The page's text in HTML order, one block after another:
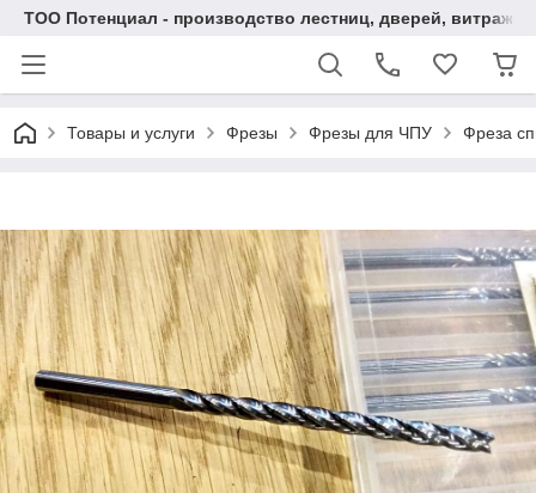
ТОО Потенциал - производство лестниц, дверей,
Товары и услуги Фрезы Фрезы для ЧПУ Фреза